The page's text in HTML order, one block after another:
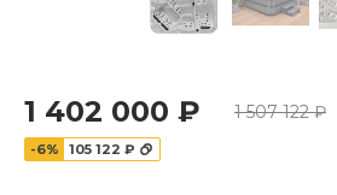
1 402 000 ₽ 1 507 122 ₽
-6% 105 122 ₽